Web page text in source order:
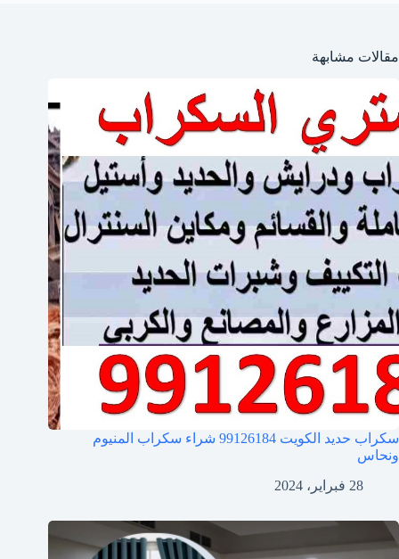
مقالات مشابهة
سكراب حديد الكويت 99126184 شراء سكراب المنيوم
ونحاس
28 فبراير، 2024